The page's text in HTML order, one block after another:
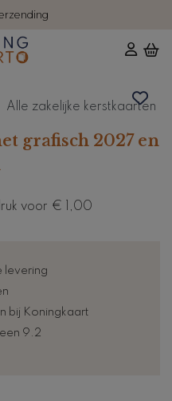
Alle zakelijke kerstkaarten
grafisch 2027 en
voor € 1,00
levering
bij Koningkaart
9.2